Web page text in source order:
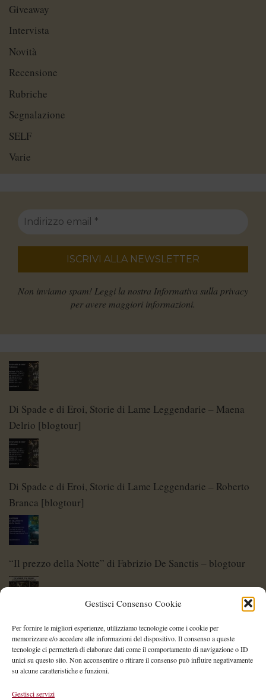
Gestisci Consenso Cookie
Per fornire le migliori esperienze, utilizziamo tecnologie come i cookie per
memorizzare e/o accedere alle informazioni del dispositivo. Il consenso a queste
tecnologie ci permetterà di elaborare dati come il comportamento di navigazione o ID
unici su questo sito. Non acconsentire o ritirare il consenso può influire negativamente
su alcune caratteristiche e funzioni.
Gestisci servizi
Giveaway
Intervista
Novità
Recensione
Rubriche
Segnalazione
SELF
Varie
Non inviamo spam! Leggi la nostra Informativa sulla privacy
per avere maggiori informazioni.
Di Spade e di Eroi, Storie di Lame Leggendarie – Maena
Delrio [blogtour]
Di Spade e di Eroi, Storie di Lame Leggendarie – Roberto
Branca [blogtour]
“Il prezzo della Notte” di Fabrizio De Sanctis – blogtour
Di Spade e di Eroi – Storie di Lame Leggendarie